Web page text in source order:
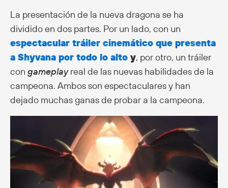
La presentación de la nueva dragona se ha
dividido en dos partes. Por un lado, con un
espectacular tráiler cinemático que presenta
a Shyvana por todo lo alto y, por otro, un tráiler
con gameplayreal de las nuevas habilidades de la
campeona. Ambos son espectaculares y han
dejado muchas ganas de probar a la campeona.